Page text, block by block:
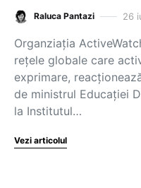
Raluca Pantazi 26
Organziația
rețele globale care
exprimare,
de ministrul Educației
la Institutul…
Vezi articolul